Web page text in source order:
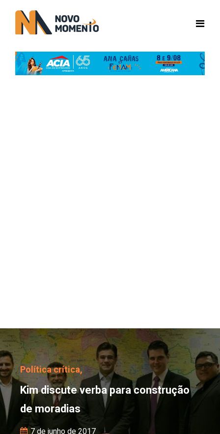
Kim discute verba para
Política crítica,
Kim discute verba para construção
de moradias
7 de junho de 2017